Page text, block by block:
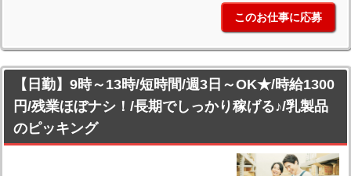
このお仕事に応募
【日勤】9時～13時/短時間/週3日～OK★/時給1300
円/残業ほぼナシ！/長期でしっかり稼げる♪/乳製品
のピッキング